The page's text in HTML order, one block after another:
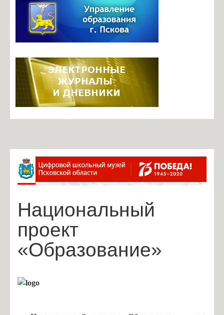
Итоговая аттестация
Инновационная деятельность
Инновационные площадки школы
Фотогалерея
Видеоархив
Задать вопрос по работе ЭЖ
Информация о ЕГИССО
Павлова О.В., завуч по УВР
Александрова С.В., учитель нач. классов
Васильева В.В., учитель нач. классов
Иванова И.В., учитель нач. классов
Ленская Г.А., учитель нач. классов
Макогон А.В., учитель нач. классов
Сидорова Н.Н., учитель нач.классов
Национальный
проект
«Образование»